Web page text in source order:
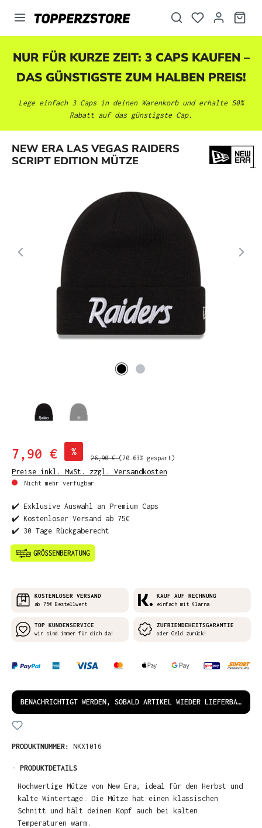
springen
NUR FÜR KURZE ZEIT: 3 CAPS KAUFEN –
DAS GÜNSTIGSTE ZUM HALBEN PREIS!
Lege einfach 3 Caps in deinen Warenkorb und erhalte 50%
Rabatt auf das günstigste Cap.
NEW ERA LAS VEGAS RAIDERS
SCRIPT EDITION MÜTZE
Bildergalerie überspringen
7,90 € %
26,90 €(70.63% gespart)
Preise inkl. MwSt. zzgl. Versandkosten
Nicht mehr verfügbar
✔️ Exklusive Auswahl an Premium Caps
✔️ Kostenloser Versand ab 75€
✔️ 30 Tage Rückgaberecht
KOSTENLOSER VERSAND
ab 75€ Bestellwert
KAUF AUF RECHNUNG
einfach mit Klarna
TOP KUNDENSERVICE
wir sind immer für dich da!
ZUFRIENDEHEITSGARANTIE
oder Geld zurück!
BENACHRICHTIGT WERDEN, SOBALD ARTIKEL WIEDER LIEFERBAR IST!
PRODUKTNUMMER: NKX1016
- PRODUKTDETAILS
Hochwertige Mütze von New Era, ideal für den Herbst und
kalte Wintertage. Die Mütze hat einen klassischen
Schnitt und hält deinen Kopf auch bei kalten
Temperaturen warm.